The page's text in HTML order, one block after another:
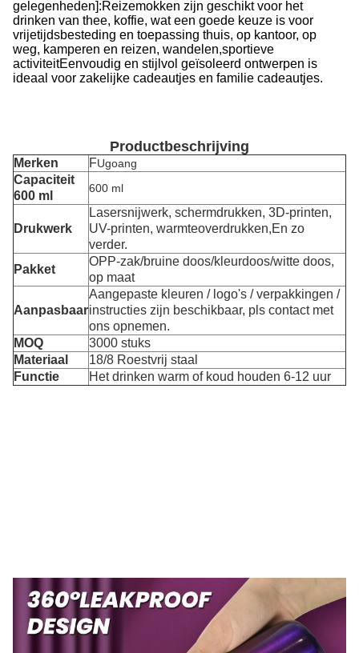
gelegenheden]:Reizemokken zijn geschikt voor het
drinken van thee, koffie, wat een goede keuze is voor
vrijetijdsbesteding en toepassing thuis, op kantoor, op
weg, kamperen en reizen, wandelen,sportieve
activiteitEenvoudig en stijlvol geïsoleerd ontwerpen is
ideaal voor zakelijke cadeautjes en familie cadeautjes.
Productbeschrijving
Merken FUgoang
Capaciteit
600 ml
600 ml
Drukwerk
Lasersnijwerk, schermdrukken, 3D-printen,
UV-printen, warmteoverdrukken,En zo
verder.
Pakket
OPP-zak/bruine doos/kleurdoos/witte doos,
op maat
Aanpasbaar
Aangepaste kleuren / logo's / verpakkingen /
instructies zijn beschikbaar, pls contact met
ons opnemen.
MOQ
3000 stuks
Materiaal
18/8 Roestvrij staal
Functie
Het drinken warm of koud houden 6-12 uur